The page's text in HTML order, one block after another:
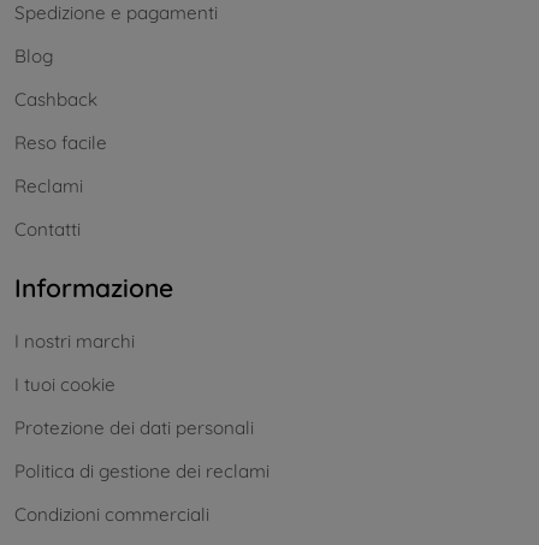
Spedizione e pagamenti
Blog
Cashback
Reso facile
Reclami
Contatti
Informazione
I nostri marchi
I tuoi cookie
Protezione dei dati personali
Politica di gestione dei reclami
Condizioni commerciali